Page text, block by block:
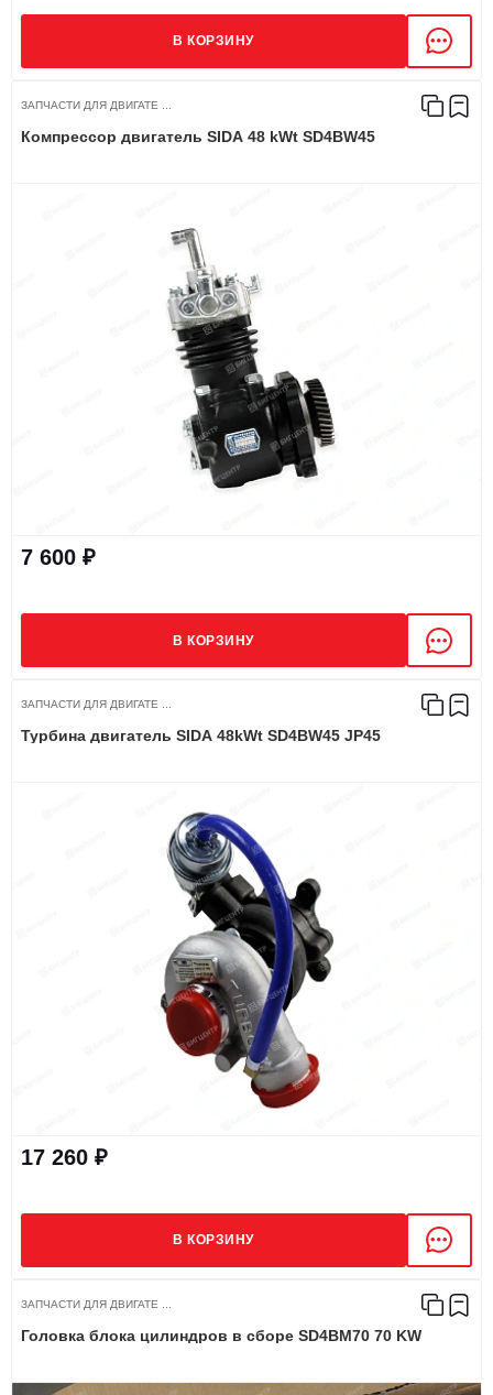
В КОРЗИНУ
ЗАПЧАСТИ ДЛЯ ДВИГАТЕ ...
Компрессор двигатель SIDA 48 kWt SD4BW45
7 600 ₽
В КОРЗИНУ
ЗАПЧАСТИ ДЛЯ ДВИГАТЕ ...
Турбина двигатель SIDA 48kWt SD4BW45 JP45
17 260 ₽
В КОРЗИНУ
ЗАПЧАСТИ ДЛЯ ДВИГАТЕ ...
Головка блока цилиндров в сборе SD4BM70 70 KW